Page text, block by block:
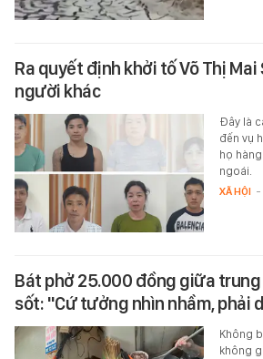
Ra quyết định khởi tố Võ Thị Mai
người khác
Đây là
đến vụ
họ
ngoái.
XÃ HỘI -
Bát phở 25.000 đồng giữa trung
sốt: "Cứ tưởng nhìn nhầm, phải
Không
không